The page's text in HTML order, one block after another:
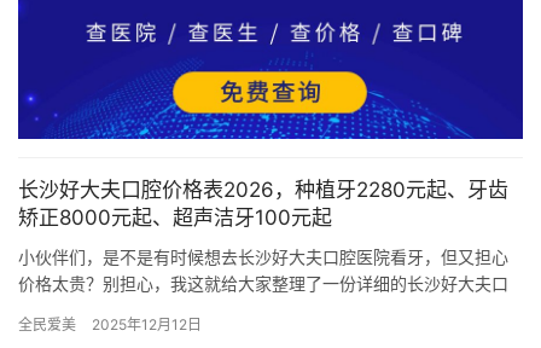
长沙好大夫口腔价格表2026，种植牙2280元起、牙齿
矫正8000元起、超声洁牙100元起
小伙伴们，是不是有时候想去长沙好大夫口腔医院看牙，但又担心
价格太贵？别担心，我这就给大家整理了一份详细的长沙好大夫口
前心里…
全民爱美 2025年12月12日